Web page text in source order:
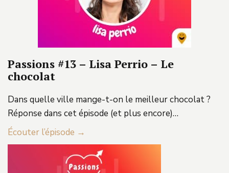
Passions #13 – Lisa Perrio – Le
chocolat
Dans quelle ville mange-t-on le meilleur chocolat ?
Réponse dans cet épisode (et plus encore)…
Écouter l’épisode →